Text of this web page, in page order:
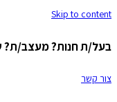
Skip to content
בעל/ת חנות? מעצב/ת?
צור קשר